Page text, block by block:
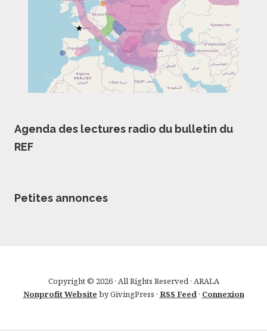
Agenda des lectures radio du bulletin du
REF
Petites annonces
Copyright © 2026 · All Rights Reserved · ARALA
Nonprofit Website by GivingPress · RSS Feed · Connexion